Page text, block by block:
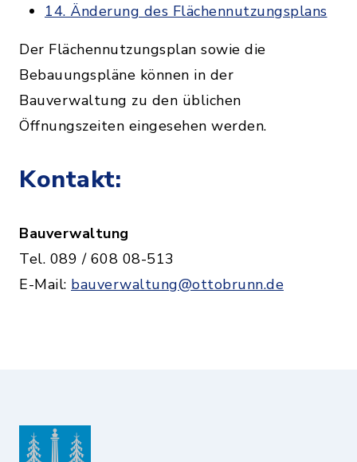
14. Änderung des Flächennutzungsplans
Der Flächennutzungsplan sowie die
Bebauungspläne können in der
Bauverwaltung zu den üblichen
Öffnungszeiten eingesehen werden.
Kontakt:
Bauverwaltung
Tel. 089 / 608 08-513
E-Mail: bauverwaltung@ottobrunn.de